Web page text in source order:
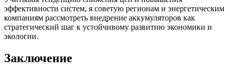
эффективности систем, я советую регионам и энергетическим
компаниям рассмотреть внедрение аккумуляторов как
стратегический шаг к устойчивому развитию экономики и
экологии.
Заключение